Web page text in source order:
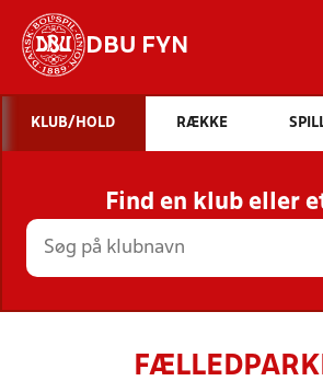
DBU FYN
STILLINGER, RESULTATER,
HOLD
KLUB/HOLD RÆKKE
Find en klub eller